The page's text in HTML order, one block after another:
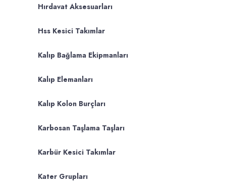
Hırdavat Aksesuarları
Hss Kesici Takımlar
Kalıp Bağlama Ekipmanları
Kalıp Elemanları
Kalıp Kolon Burçları
Karbosan Taşlama Taşları
Karbür Kesici Takımlar
Kater Grupları